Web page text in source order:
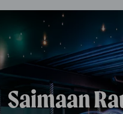
Saimaan